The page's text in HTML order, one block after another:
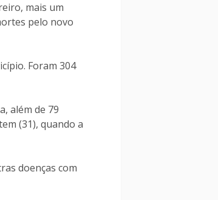
mais um
pelo novo
Foram 304
além de 79
(31), quando a
doenças com